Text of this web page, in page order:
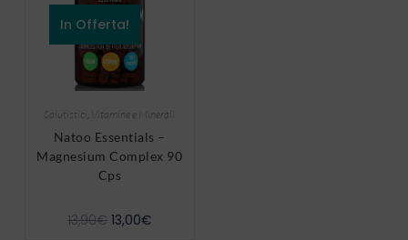
In Offerta!
Salutistici Vitamine e Minerali
Natoo Essentials –
Magnesium Complex 90
Cps
13,90€ 13,00€